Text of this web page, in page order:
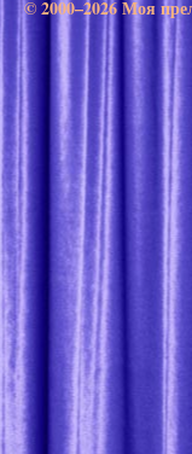
© 2000–2026 Моя